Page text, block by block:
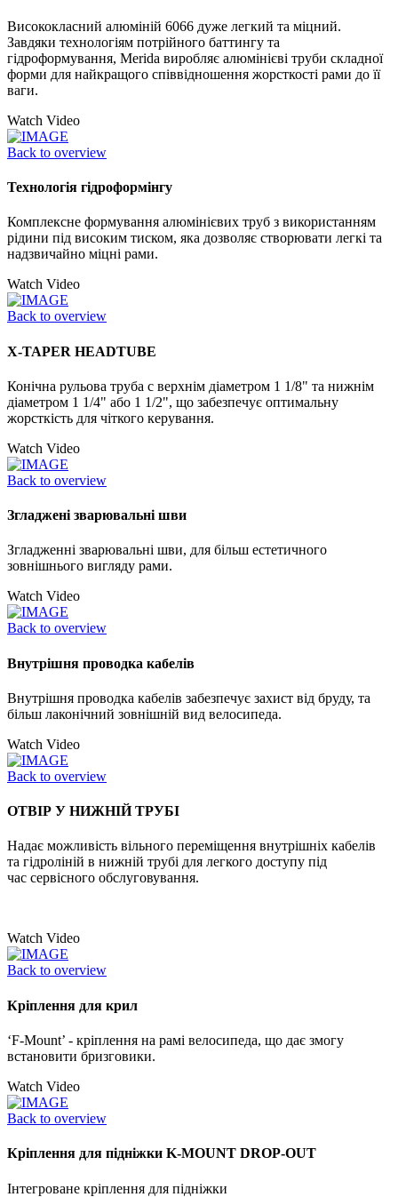
Висококласний алюміній 6066 дуже легкий та міцний.
Завдяки технологіям потрійного баттингу та
гідроформування, Merida виробляє алюмінієві труби складної
форми для найкращого співвідношення жорсткості рами до її
ваги.
Watch Video
Back to overview
Технологія гідроформінгу
Комплексне формування алюмінієвих труб з використанням
рідини під високим тиском, яка дозволяє створювати легкі та
надзвичайно міцні рами.
Watch Video
Back to overview
X-TAPER HEADTUBE
Конічна рульова труба с верхнім діаметром 1 1/8" та нижнім
діаметром 1 1/4" або 1 1/2", що забезпечує оптимальну
жорсткість для чіткого керування.
Watch Video
Back to overview
Згладжені зварювальні шви
Згладженні зварювальні шви, для більш естетичного
зовнішнього вигляду рами.
Watch Video
Back to overview
Внутрішня проводка кабелів
Внутрішня проводка кабелів забезпечує захист від бруду, та
більш лаконічний зовнішній вид велосипеда.
Watch Video
Back to overview
ОТВІР У НИЖНІЙ ТРУБІ
Надає можливість вільного переміщення внутрішніх кабелів
та гідроліній в нижній трубі для легкого доступу під
час сервісного обслуговування.
Watch Video
Back to overview
Кріплення для крил
‘F-Mount’ - кріплення на рамі велосипеда, що дає змогу
встановити бризговики.
Watch Video
Back to overview
Кріплення для підніжки K-MOUNT DROP-OUT
Інтегроване кріплення для підніжки